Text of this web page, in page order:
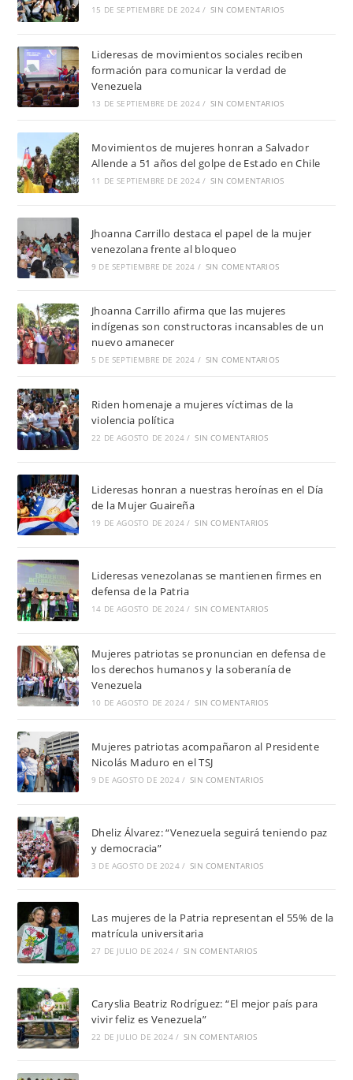
15 DE SEPTIEMBRE DE 2024 / SIN COMENTARIOS
Lideresas de movimientos sociales reciben
formación para comunicar la verdad de
Venezuela
13 DE SEPTIEMBRE DE 2024 / SIN COMENTARIOS
Movimientos de mujeres honran a Salvador
Allende a 51 años del golpe de Estado en Chile
11 DE SEPTIEMBRE DE 2024 / SIN COMENTARIOS
Jhoanna Carrillo destaca el papel de la mujer
venezolana frente al bloqueo
9 DE SEPTIEMBRE DE 2024 / SIN COMENTARIOS
Jhoanna Carrillo afirma que las mujeres
indígenas son constructoras incansables de un
nuevo amanecer
5 DE SEPTIEMBRE DE 2024 / SIN COMENTARIOS
Riden homenaje a mujeres víctimas de la
violencia política
22 DE AGOSTO DE 2024 / SIN COMENTARIOS
Lideresas honran a nuestras heroínas en el Día
de la Mujer Guaireña
19 DE AGOSTO DE 2024 / SIN COMENTARIOS
Lideresas venezolanas se mantienen firmes en
defensa de la Patria
14 DE AGOSTO DE 2024 / SIN COMENTARIOS
Mujeres patriotas se pronuncian en defensa de
los derechos humanos y la soberanía de
Venezuela
10 DE AGOSTO DE 2024 / SIN COMENTARIOS
Mujeres patriotas acompañaron al Presidente
Nicolás Maduro en el TSJ
9 DE AGOSTO DE 2024 / SIN COMENTARIOS
Dheliz Álvarez: “Venezuela seguirá teniendo paz
y democracia”
3 DE AGOSTO DE 2024 / SIN COMENTARIOS
Las mujeres de la Patria representan el 55% de la
matrícula universitaria
27 DE JULIO DE 2024 / SIN COMENTARIOS
Caryslia Beatriz Rodríguez: “El mejor país para
vivir feliz es Venezuela”
22 DE JULIO DE 2024 / SIN COMENTARIOS